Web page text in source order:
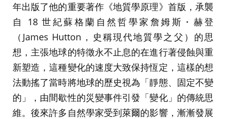
年出版了他的重要著作《地質學原理》首版，承襲
自 18 世紀蘇格蘭自然哲學家詹姆斯・赫登
（James Hutton，史稱現代地質學之父）的思
想，主張地球的特徵永不止息的在進行著侵蝕與重
新塑造，這種變化的速度大致保持恆定，這樣的想
法動搖了當時將地球的歷史視為「靜態、固定不變
的」，由間歇性的災變事件引發「變化」的傳統思
維。後來許多自然學家受到萊爾的影響，漸漸發展